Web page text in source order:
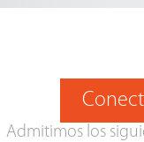
Admitimos los